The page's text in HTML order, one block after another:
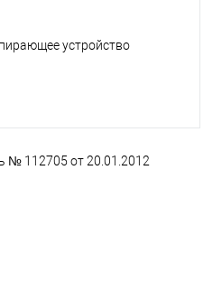
устройство
№ 112705 от 20.01.2012